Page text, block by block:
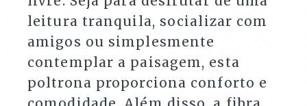
leitura tranquila, socializar com
amigos ou simplesmente
contemplar a paisagem, esta
poltrona proporciona conforto e